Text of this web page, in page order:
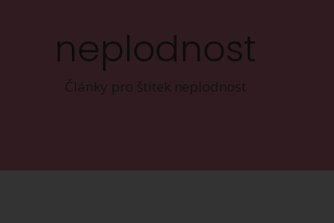
neplodnost
Články pro štítek neplodnost